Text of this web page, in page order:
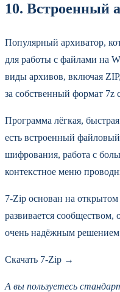
10. Встроенный
Популярный архиватор,
для работы с файлами на
виды архивов, включая
за собственный формат 7z
Программа лёгкая,
есть встроенный
шифрования, работа с
контекстное меню
7‑Zip основан на
развивается сообществом,
очень надёжным решением
Скачать 7‑Zip →
А вы пользуетесь